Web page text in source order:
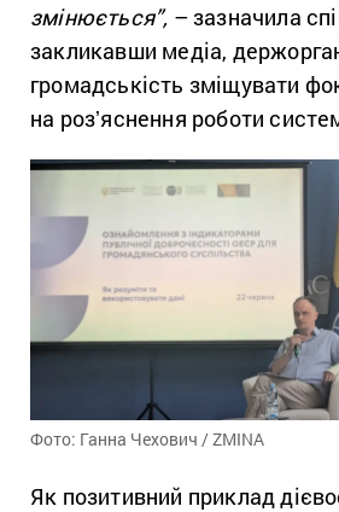
змінюється”, – зазначила
закликавши медіа,
громадськість зміщувати
на розʼяснення роботи
Фото: Ганна Чехович / ZMINA
Як позитивний приклад